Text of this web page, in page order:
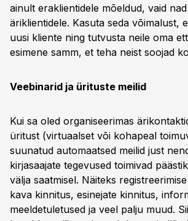
ainult eraklientidele mõeldud, vaid
äriklientidele. Kasuta seda võimalust,
uusi kliente ning tutvusta neile oma
esimene samm, et teha neist soojad
Veebinarid ja ürituste meilid
Kui sa oled organiseerimas
üritust (virtuaalset või kohapeal
suunatud automaatsed meilid just
kirjasaajate tegevused toimivad
välja saatmisel. Näiteks
kava kinnitus, esinejate kinnitus,
meeldetuletused ja veel palju muud.